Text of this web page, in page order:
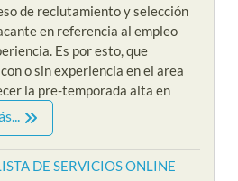
de reclutamiento y selección
en referencia al empleo
Es por esto, que
o sin experiencia en el area
la pre-temporada alta en
DE SERVICIOS ONLINE